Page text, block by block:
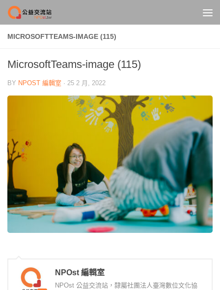
Skip to content
MICROSOFTTEAMS-IMAGE (115)
MicrosoftTeams-image (115)
BY NPOST 編輯室 · 25 2 月, 2022
NPOst 編輯室
NPOst 公益交流站，隸屬社團法人臺灣數位文化協